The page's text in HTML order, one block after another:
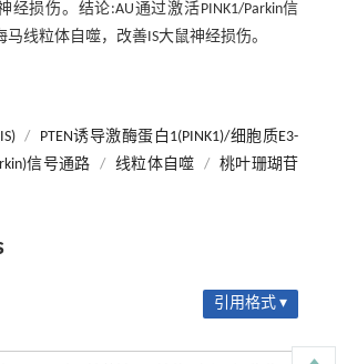
经损伤。结论:AU通过激活PINK1/Parkin信
线粒体自噬，改善IS大鼠神经损伤。
/
PTEN诱导激酶蛋白1(PINK1)/细胞质E3-
信号通路
/ 线粒体自噬 / 桃叶珊瑚苷
引用格式 ▾